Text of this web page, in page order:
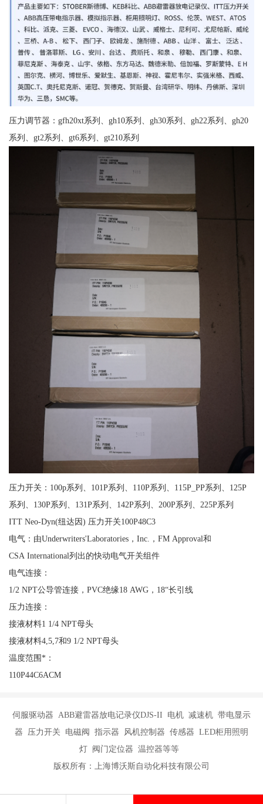
压力调节器：gfh20xt系列、gh10系列、gh30系列、gh22系列、gh20
系列、gt2系列、gt6系列、gt210系列
压力开关：100p系列、101P系列、110P系列、115P_PP系列、125P
系列、130P系列、131P系列、142P系列、200P系列、225P系列
ITT Neo-Dyn(纽达因) 压力开关100P48C3
电气：由Underwriters'Laboratories，Inc.，FM Approval和
CSA International列出的快动电气开关组件
电气连接：
1/2 NPT公导管连接，PVC绝缘18 AWG，18“长引线
压力连接：
接液材料1 1/4 NPT母头
接液材料4,5,7和9 1/2 NPT母头
温度范围*：
110P44C6ACM
伺服驱动器 ABB避雷器放电记录仪DJS-II 电机 减速机 带电显示
器 压力开关 电磁阀 指示器 风机控制器 传感器 LED柜用照明
灯 阀门定位器 温控器等等
版权所有：上海博沃斯自动化科技有限公司